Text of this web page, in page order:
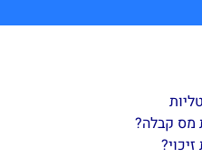
מס קבלה?